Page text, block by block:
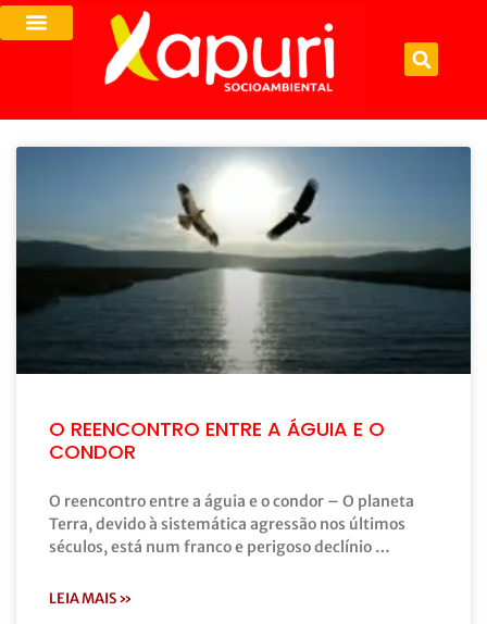
O REENCONTRO ENTRE A ÁGUIA E O
CONDOR
O reencontro entre a águia e o condor – O planeta
Terra, devido à sistemática agressão nos últimos
séculos, está num franco e perigoso declínio …
LEIA MAIS »